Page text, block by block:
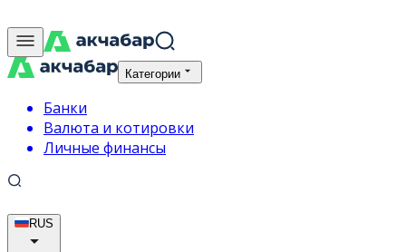
Категории
Банки
Валюта и котировки
Личные финансы
RUS